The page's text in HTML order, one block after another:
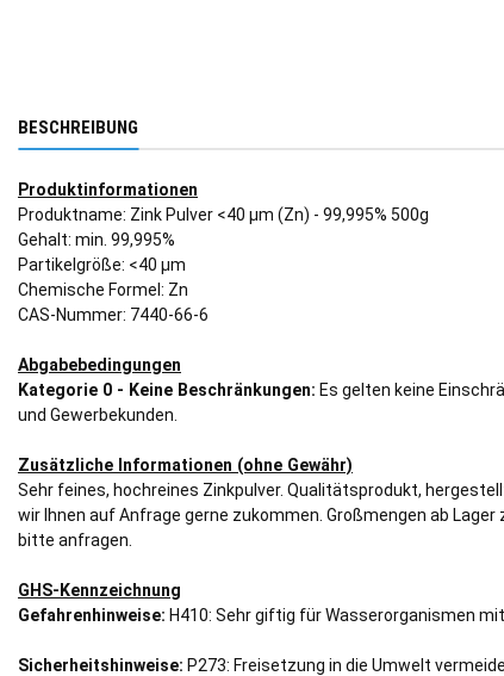
BESCHREIBUNG
Produktinformationen
Produktname: Zink Pulver <40 µm (Zn) - 99,995% 500g
Gehalt: min. 99,995%
Partikelgröße: <40 µm
Chemische Formel: Zn
CAS-Nummer: 7440-66-6
Abgabebedingungen
Kategorie 0 - Keine Beschränkungen: Es gelten keine
und Gewerbekunden.
Zusätzliche Informationen (ohne Gewähr)
Sehr feines, hochreines Zinkpulver. Qualitätsprodukt,
wir Ihnen auf Anfrage gerne zukommen. Großmengen ab
bitte anfragen.
GHS-Kennzeichnung
Gefahrenhinweise: H410: Sehr giftig für Wasserorganismen
Sicherheitshinweise: P273: Freisetzung in die Umwelt